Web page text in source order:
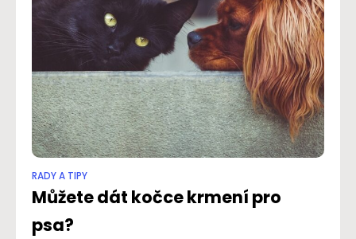
RADY A TIPY
Můžete dát kočce krmení pro
psa?